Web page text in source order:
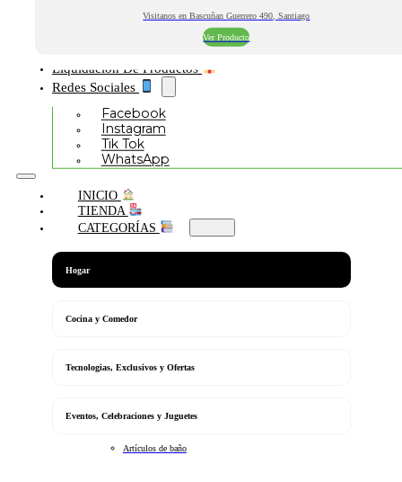
Visitanos en Bascuñan Guerrero 490, Santiago
Ver Producto
Liquidación De Productos
Redes Sociales
Facebook
Instagram
Tik Tok
WhatsApp
INICIO
TIENDA
CATEGORÍAS
Hogar
Cocina y Comedor
Tecnologias, Exclusivos y Ofertas
Eventos, Celebraciones y Juguetes
Artículos de baño